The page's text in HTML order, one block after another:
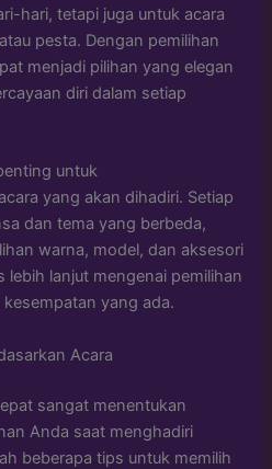
hari, tetapi juga untuk acara
pesta. Dengan pemilihan
menjadi pilihan yang elegan
diri dalam setiap
untuk
yang akan dihadiri. Setiap
dan tema yang berbeda,
warna, model, dan aksesori
lebih lanjut mengenai pemilihan
yang ada.
Acara
sangat menentukan
Anda saat menghadiri
beberapa tips untuk memilih